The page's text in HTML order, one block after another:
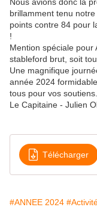
brillamment tenu
points contre 84 pour
!
Mention spéciale pour
stableford brut, soit
Une magnifique
année 2024
tous pour vos soutiens.
Le Capitaine - Julien
Télécharger
#ANNEE 2024